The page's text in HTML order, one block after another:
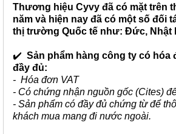
Thương hiệu Cyvy đã có mặt trên
năm và hiện nay đã có một số đối
thị trường Quốc tế như: Đức, Nhật
✔️ Sản phẩm hàng công ty có hóa
đầy đủ:
- Hóa đơn VAT
- Có chứng nhận nguồn gốc (Cites)
- Sản phẩm có đầy đủ chứng từ để
khách mua mang đi nước ngoài.